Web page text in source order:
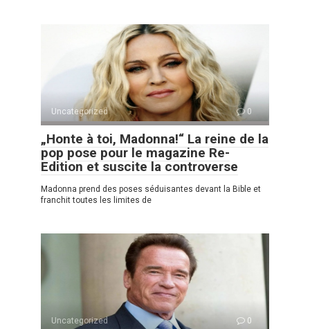
Uncategorized 0
„Honte à toi, Madonna!“ La reine de la
pop pose pour le magazine Re-
Edition et suscite la controverse
Madonna prend des poses séduisantes devant la Bible et
franchit toutes les limites de
Uncategorized 0